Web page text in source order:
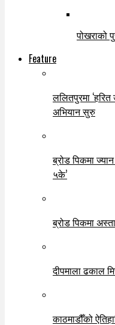
पोखराको
Feature
ललितपुरमा ‘हरित
अभियान सुरु
ब्रोड पिकमा
५के’
ब्रोड पिकमा
दीपमाला ढकाल
काठमाडौँको